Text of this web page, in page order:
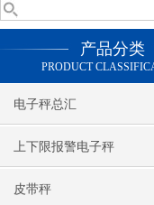
产品分类
PRODUCT
电子秤总汇
上下限报警电子秤
皮带秤